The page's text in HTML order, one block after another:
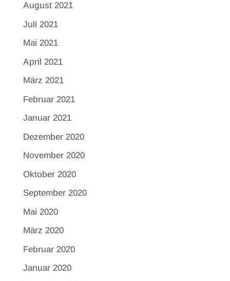
August 2021
Juli 2021
Mai 2021
April 2021
März 2021
Februar 2021
Januar 2021
Dezember 2020
November 2020
Oktober 2020
September 2020
Mai 2020
März 2020
Februar 2020
Januar 2020